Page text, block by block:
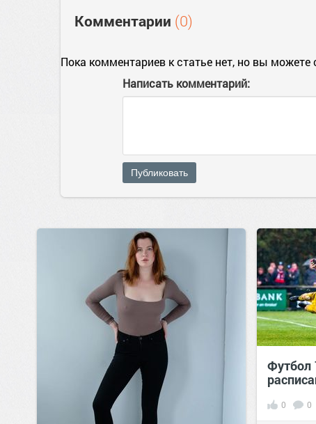
Комментарии (0)
Пока комментариев к статье нет, но вы можете
Написать комментарий:
Публиковать
Футбол
0 0